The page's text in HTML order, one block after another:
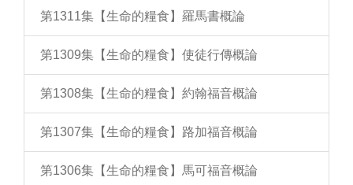
第1311集【生命的糧食】羅馬書概論
第1309集【生命的糧食】使徒行傳概論
第1308集【生命的糧食】約翰福音概論
第1307集【生命的糧食】路加福音概論
第1306集【生命的糧食】馬可福音概論